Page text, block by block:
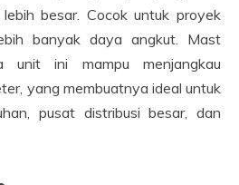
besar. Cocok untuk proyek
banyak daya angkut. Mast
unit ini mampu menjangkau
yang membuatnya ideal untuk
pusat distribusi besar, dan